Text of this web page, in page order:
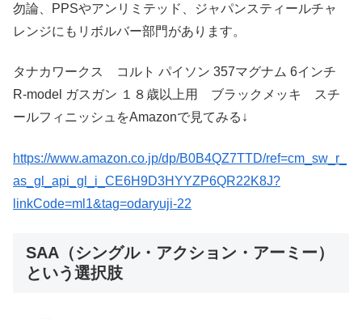
勿論、PPSやアンリミテッド、ジャパンスティールチャ
レンジにもリボルバー部門があります。
タナカワークス コルト パイソン 357マグナム 6インチ
R-model ガスガン １８歳以上用 ブラックメッキ スチ
ールフィニッシュをAmazonで見てみる↓
https://www.amazon.co.jp/dp/B0B4QZ7TTD/ref=cm_sw_r_
as_gl_api_gl_i_CE6H9D3HYYZP6QR22K8J?
linkCode=ml1&tag=odaryuji-22
SAA（シングル・アクション・アーミー）
という選択肢